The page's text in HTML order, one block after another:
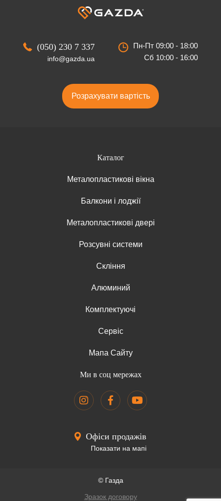
(050) 230 7 337
info@gazda.ua
Пн-Пт 09:00 - 18:00
Сб 10:00 - 16:00
Розрахувати вартість
Каталог
Металопластикові вікна
Балкони і лоджії
Металопластикові двері
Розсувні системи
Скління
Алюминий
Комплектуючі
Сервіс
Мапа Сайту
Ми в соц мережах
Офіси продажів
Показати на мапі
© Газда
Зразок договору